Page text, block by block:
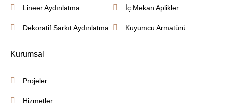
Lineer Aydınlatma
Dekoratif Sarkıt Aydınlatma
İç Mekan Aplikler
Kuyumcu Armatürü
Kurumsal
Projeler
Hizmetler